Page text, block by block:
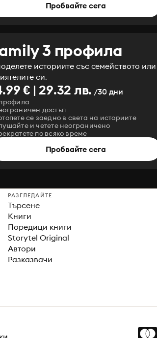
Пробвайте сега
3 профила
историите със семейството или
си.
€ | 29.32 лв. /30 дни
достъп
се заедно в света на историите
и четете неограничено
по всяко време
Пробвайте сега
РАЗГЛЕДАЙТЕ
Търсене
Книги
Поредици книги
Storytel Original
Автори
Разказвачи